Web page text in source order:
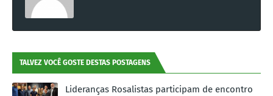
TALVEZ VOCÊ GOSTE DESTAS POSTAGENS
Lideranças Rosalistas participam de encontro